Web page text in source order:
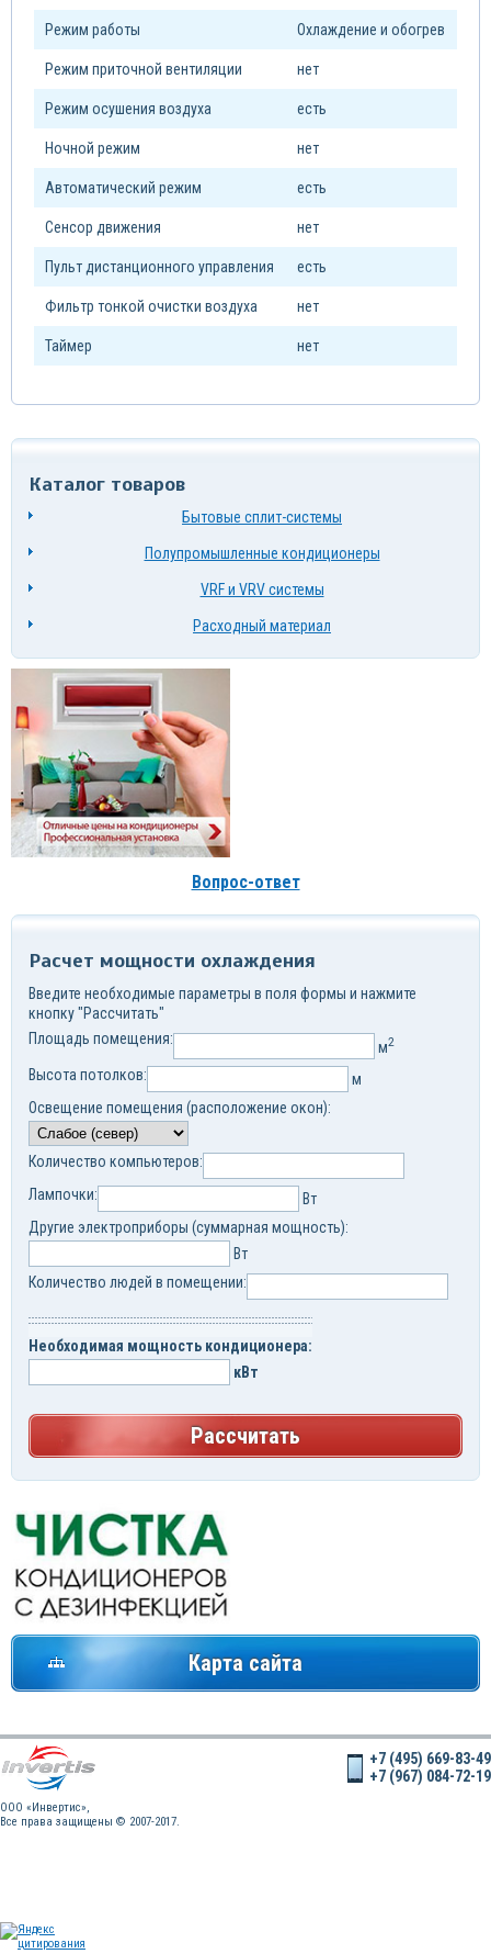
Режим работы Охлаждение и обогрев
Режим приточной вентиляции нет
Режим осушения воздуха есть
Ночной режим нет
Автоматический режим есть
Сенсор движения нет
Пульт дистанционного управления есть
Фильтр тонкой очистки воздуха нет
Таймер нет
Каталог товаров
Бытовые сплит-системы
Полупромышленные кондиционеры
VRF и VRV системы
Расходный материал
Вопрос-ответ
Расчет мощности охлаждения
Введите необходимые параметры в поля формы и нажмите
кнопку "Рассчитать"
Площадь помещения:
м2
Высота потолков:
м
Освещение помещения (расположение окон):
Количество компьютеров:
Лампочки:
Вт
Другие электроприборы (суммарная мощность):
Вт
Количество людей в помещении:
Необходимая мощность кондиционера:
кВт
Рассчитать
Карта сайта
OOO «Инвертис»,
Все права защищены © 2007-2017.
+7 (495) 669-83-49
+7 (967) 084-72-19